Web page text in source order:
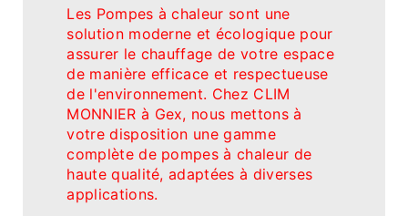
Les Pompes à chaleur sont une
solution moderne et écologique pour
assurer le chauffage de votre espace
de manière efficace et respectueuse
de l'environnement. Chez CLIM
MONNIER à Gex, nous mettons à
votre disposition une gamme
complète de pompes à chaleur de
haute qualité, adaptées à diverses
applications.